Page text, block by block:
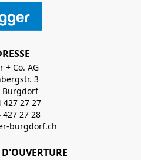
+ Co. AG
3
Burgdorf
427 27 27
427 27 28
burgdorf.ch